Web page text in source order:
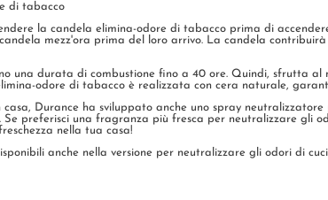
di tabacco
la candela elimina-odore di tabacco prima di
mezz'ora prima del loro arrivo. La candela
una durata di combustione fino a 40 ore. Quindi, sfrutta
odore di tabacco è realizzata con cera naturale,
Durance ha sviluppato anche uno spray
preferisci una fragranza più fresca per neutralizzare gli
nella tua casa!
anche nella versione per neutralizzare gli odori di